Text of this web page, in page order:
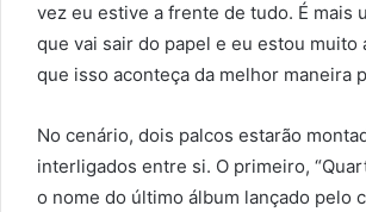
vez eu estive a frente de tudo. É mais
que vai sair do papel e eu estou muito
que isso aconteça da melhor maneira
No cenário, dois palcos estarão
interligados entre si. O primeiro,
o nome do último álbum lançado pelo